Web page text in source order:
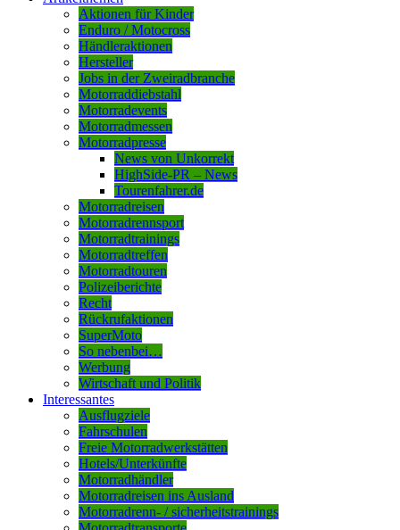
Aktionen für Kinder
Enduro / Motocross
Händleraktionen
Hersteller
Jobs in der Zweiradbranche
Motorraddiebstahl
Motorradevents
Motorradmessen
Motorradpresse
News von Unkorrekt
HighSide-PR – News
Tourenfahrer.de
Motorradreisen
Motorradrennsport
Motorradtrainings
Motorradtreffen
Motorradtouren
Polizeiberichte
Recht
Rückrufaktionen
SuperMoto
So nebenbei…
Werbung
Wirtschaft und Politik
Interessantes
Ausflugziele
Fahrschulen
Freie Motorradwerkstätten
Hotels/Unterkünfte
Motorradhändler
Motorradreisen ins Ausland
Motorradrenn- / sicherheitstrainings